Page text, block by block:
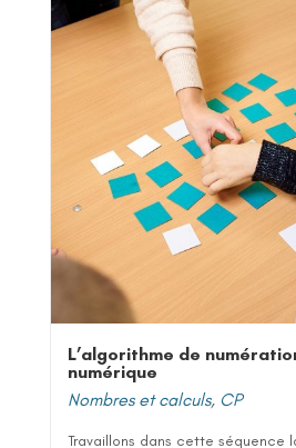
L’algorithme de
numérique
Nombres et calculs, CP
Travaillons dans cette séquence